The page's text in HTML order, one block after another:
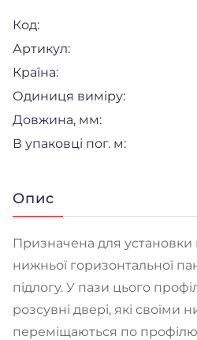
Код:
Артикул:
Країна:
Одиниця виміру:
Довжина, мм:
В упаковці пог. м:
Опис
Призначена для
нижньої горизонтальної
підлогу. У пази цього
розсувні двері, які своїми
переміщаються по